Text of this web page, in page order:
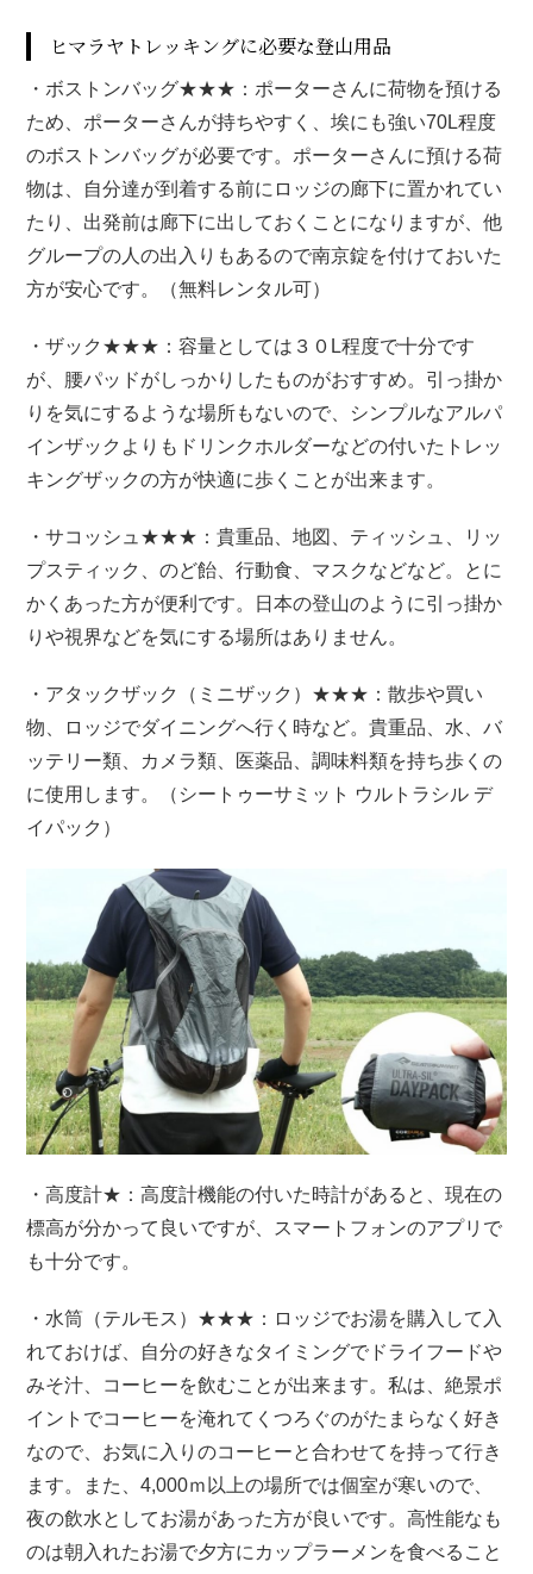
ヒマラヤトレッキングに必要な登山用品
・ボストンバッグ★★★：ポーターさんに荷物を預ける
ため、ポーターさんが持ちやすく、埃にも強い70L程度
のボストンバッグが必要です。ポーターさんに預ける荷
物は、自分達が到着する前にロッジの廊下に置かれてい
たり、出発前は廊下に出しておくことになりますが、他
グループの人の出入りもあるので南京錠を付けておいた
方が安心です。（無料レンタル可）
・ザック★★★：容量としては３０L程度で十分です
が、腰パッドがしっかりしたものがおすすめ。引っ掛か
りを気にするような場所もないので、シンプルなアルパ
インザックよりもドリンクホルダーなどの付いたトレッ
キングザックの方が快適に歩くことが出来ます。
・サコッシュ★★★：貴重品、地図、ティッシュ、リッ
プスティック、のど飴、行動食、マスクなどなど。とに
かくあった方が便利です。日本の登山のように引っ掛か
りや視界などを気にする場所はありません。
・アタックザック（ミニザック）★★★：散歩や買い
物、ロッジでダイニングへ行く時など。貴重品、水、バ
ッテリー類、カメラ類、医薬品、調味料類を持ち歩くの
に使用します。（シートゥーサミット ウルトラシル デ
イパック）
・高度計★：高度計機能の付いた時計があると、現在の
標高が分かって良いですが、スマートフォンのアプリで
も十分です。
・水筒（テルモス）★★★：ロッジでお湯を購入して入
れておけば、自分の好きなタイミングでドライフードや
みそ汁、コーヒーを飲むことが出来ます。私は、絶景ポ
イントでコーヒーを淹れてくつろぐのがたまらなく好き
なので、お気に入りのコーヒーと合わせてを持って行き
ます。また、4,000ｍ以上の場所では個室が寒いので、
夜の飲水としてお湯があった方が良いです。高性能なも
のは朝入れたお湯で夕方にカップラーメンを食べること